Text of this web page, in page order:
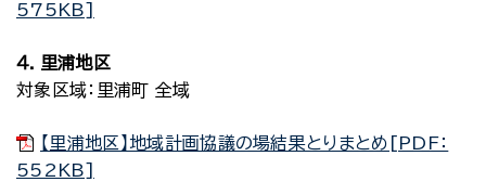
575KB]
４．里浦地区
対象区域：里浦町 全域
【里浦地区】地域計画協議の場結果とりまとめ[PDF：
552KB]